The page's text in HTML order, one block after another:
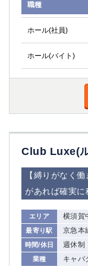
職種
ホール(社員)
ホール(バイト)
Club Luxe(
【縛りがなく
があれば確実
エリア 横須賀
最寄り駅 京急本
時間/休日 週休制
業種 キャバ
成増駅徒歩3分
三軒茶屋（南口
①歌舞伎町
①銀座 ②新橋
蒲田(西口)
①東武練馬
大泉学園
新小岩
祖師ヶ谷大蔵
市川
五井
神奈川県